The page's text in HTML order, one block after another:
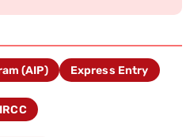
(AIP) Express Entry
IRCC